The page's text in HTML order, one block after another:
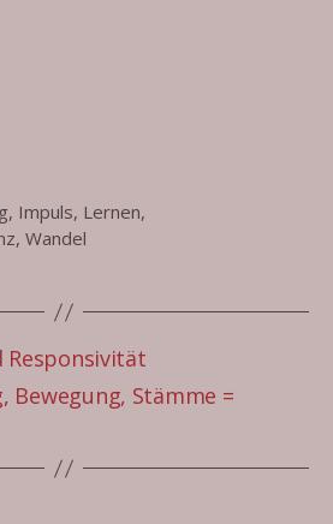
, Impuls, Lernen,
, Wandel
Bewegung, Stämme =